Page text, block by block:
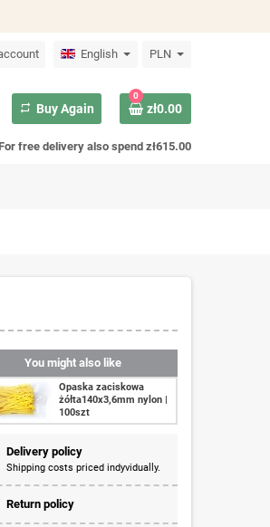
English PLN
repeat Buy Again
0
zł0.00
free delivery also spend zł615.00
You might also like
Opaska zaciskowa
żółta140x3,6mm nylon |
100szt
Delivery policy
Shipping costs priced indyvidually.
Return policy